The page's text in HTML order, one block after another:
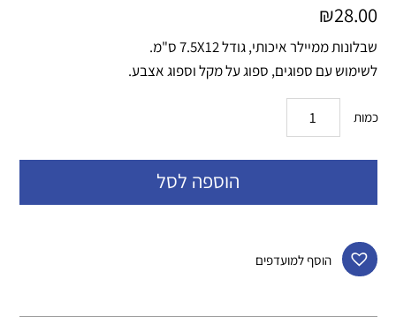
₪28.00
שבלונות ממיילר איכותי, גודל 7.5X12 ס"מ.
לשימוש עם ספוגים, ספוג על מקל וספוג אצבע.
כמות
הוספה לסל
הוסף למועדפים